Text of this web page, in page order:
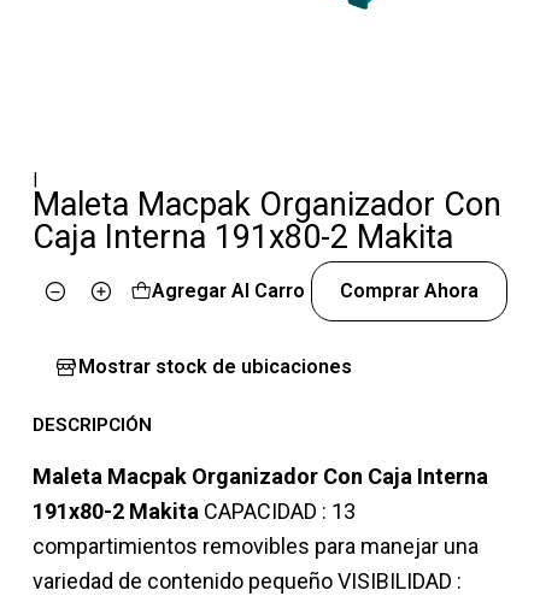
|
Maleta Macpak Organizador Con
Caja Interna 191x80-2 Makita
Cantidad
Agregar Al Carro Comprar Ahora
Mostrar stock de ubicaciones
DESCRIPCIÓN
Maleta Macpak Organizador Con Caja Interna
191x80-2 Makita CAPACIDAD : 13
compartimientos removibles para manejar una
variedad de contenido pequeño VISIBILIDAD :